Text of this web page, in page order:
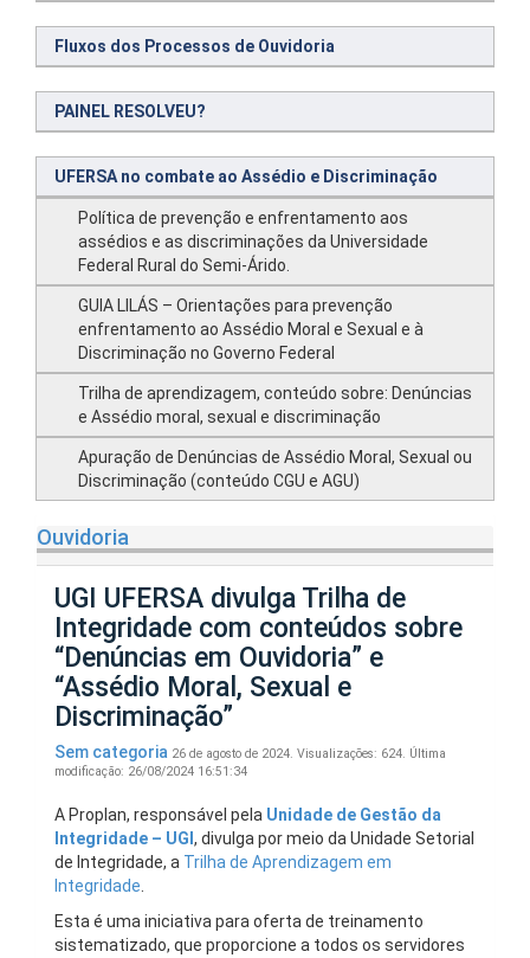
Fluxos dos Processos de Ouvidoria
PAINEL RESOLVEU?
UFERSA no combate ao Assédio e Discriminação
Política de prevenção e enfrentamento aos
assédios e as discriminações da Universidade
Federal Rural do Semi-Árido.
GUIA LILÁS – Orientações para prevenção
enfrentamento ao Assédio Moral e Sexual e à
Discriminação no Governo Federal
Trilha de aprendizagem, conteúdo sobre: Denúncias
e Assédio moral, sexual e discriminação
Apuração de Denúncias de Assédio Moral, Sexual ou
Discriminação (conteúdo CGU e AGU)
Ouvidoria
UGI UFERSA divulga Trilha de
Integridade com conteúdos sobre
“Denúncias em Ouvidoria” e
“Assédio Moral, Sexual e
Discriminação”
Sem categoria 26 de agosto de 2024. Visualizações: 624. Última
modificação: 26/08/2024 16:51:34
A Proplan, responsável pela Unidade de Gestão da
Integridade – UGI , divulga por meio da Unidade Setorial
de Integridade, a Trilha de Aprendizagem em
Integridade
Esta é uma iniciativa para oferta de treinamento
sistematizado, que proporcione a todos os servidores